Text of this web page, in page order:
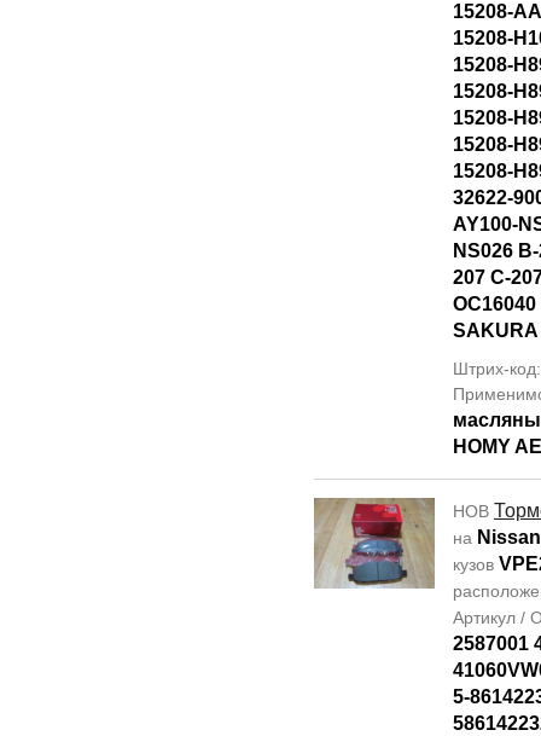
15208-
15208-
15208-
15208-
15208-
15208-
15208-
32622-
AY100-
NS026
207 C-
OC16040
SAKURA
Штрих-
HOMY
НОВ
на
кузов
Артикул /
2587001
5-